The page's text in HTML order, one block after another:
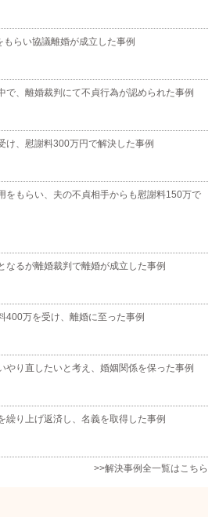
らい協議離婚が成立した事例
で、離婚裁判にて不貞行為が認められた事例
け、慰謝料300万円で解決した事例
をもらい、夫の不貞相手からも慰謝料150万で
なるが離婚裁判で離婚が成立した事例
400万を受け、離婚に至った事例
やり直したいと考え、婚姻関係を保った事例
繰り上げ返済し、名義を取得した事例
>>解決事例全一覧はこちら